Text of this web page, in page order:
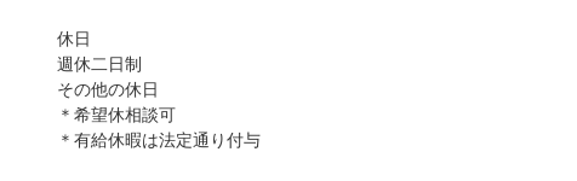
休日
週休二日制
その他の休日
＊希望休相談可
＊有給休暇は法定通り付与